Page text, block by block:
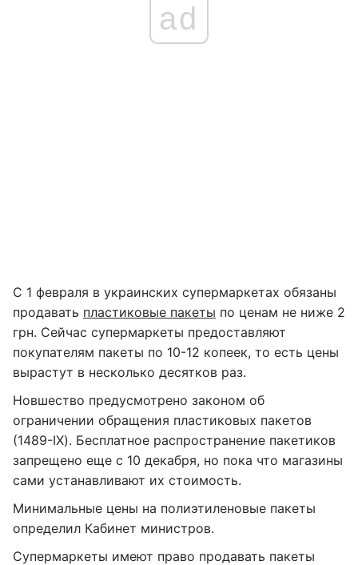
ad
С 1 февраля в украинских супермаркетах обязаны
продавать пластиковые пакеты по ценам не ниже 2
грн. Сейчас супермаркеты предоставляют
покупателям пакеты по 10-12 копеек, то есть цены
вырастут в несколько десятков раз.
Новшество предусмотрено законом об
ограничении обращения пластиковых пакетов
(1489-IX). Бесплатное распространение пакетиков
запрещено еще с 10 декабря, но пока что магазины
сами устанавливают их стоимость.
Минимальные цены на полиэтиленовые пакеты
определил Кабинет министров.
Супермаркеты имеют право продавать пакеты